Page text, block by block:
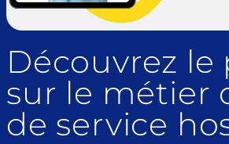
Découvrez
sur le métier
de service